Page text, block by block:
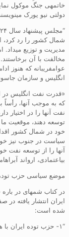
خاتمهی جنگ موکول
دولتی نیو یورک
شمال کشور را رد کرد،
مدیریت و توزیع میداد.
مخالفت با آن
عوامفریبانه که هنوز
انگلیس و سازمان
«قدرت نفت انگلیس در
که به موجب آنها، رأساً
نفت آنها را در اختیار
توسعه دهند، موقعیت
خود در شمال کشور
سیاست در جنوب نیز
آنها را از توسعه نفت
بیاعتمادی، ارواند
موضع سیاسی حزب توده
شده است:
“۱- حزب توده ایران با هر گونه امتیازی مخالف بوده است